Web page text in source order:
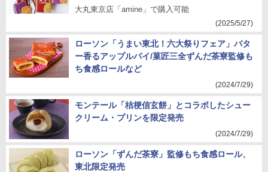
大丸東京店「amine」で購入可能
(2025/5/27)
ローソン「うまい東北！六大祭りフェア」バタ
ー香るアップルパイ/菓匠三全ずんだ茶寮監修も
ち食感ロールなど
(2024/7/29)
モンテール「桔梗信玄餅」とコラボしたシュー
クリーム・プリンを限定発売
(2024/7/29)
ローソン「ずんだ茶寮」監修もち食感ロール、
東北限定発売